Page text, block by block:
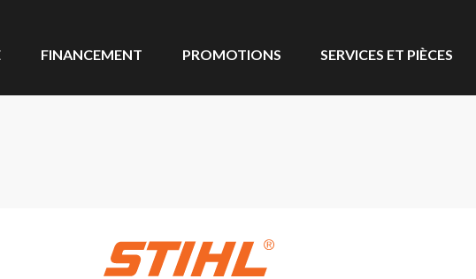
FINANCEMENT PROMOTIONS SERVICES ET PIÈCES